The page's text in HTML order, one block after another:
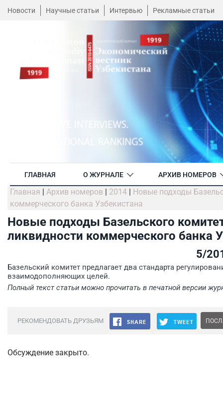
Новости Научные статьи Интервью Рекламные статьи
ГЛАВНАЯ О ЖУРНАЛЕ АРХИВ НОМЕРОВ
Главная | Архив номеров | 2014 | Новые подходы
коммерческого банка Узбекистана
Новые подходы Базельского
ликвидности коммерческого банка
5/
Базельский комитет предлагает два стандарта
взаимодополняющих целей.
Полный текст статьи можно прочитать в печатной версии
РЕКОМЕНДОВАТЬ ДРУЗЬЯМ
Обсуждение закрыто.